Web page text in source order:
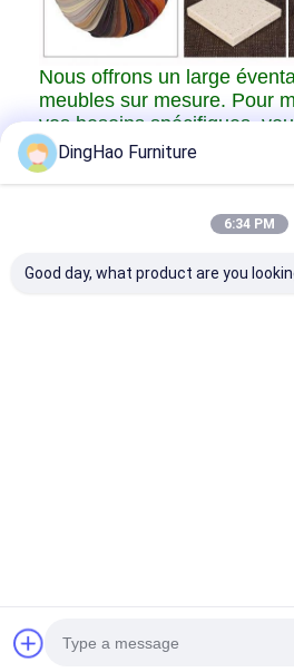
Nous offrons un large
meubles sur mesure. Pour
vos besoins spécifiques,
contacter. Nous sommes
collaborer avec vous.
DingHao Furniture
6:34 PM
Good day, what product are you